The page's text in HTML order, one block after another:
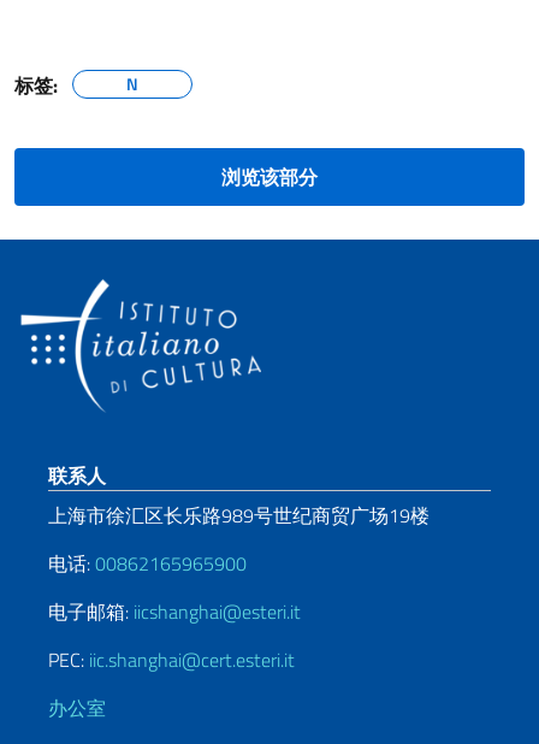
标签: N
浏览该部分
页脚部分
联系人
上海市徐汇区长乐路989号世纪商贸广场19楼
电话:00862165965900
电子邮箱: iicshanghai@esteri.it
PEC: iic.shanghai@cert.esteri.it
办公室